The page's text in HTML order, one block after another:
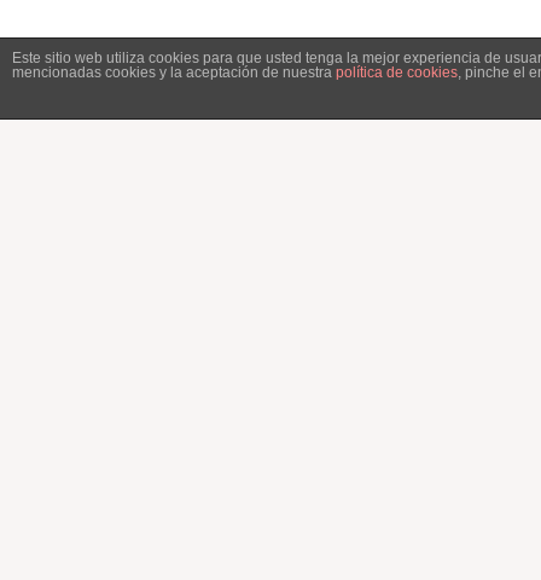
Este sitio web utiliza cookies para que usted tenga la mejor experiencia de
mencionadas cookies y la aceptación de nuestra política de cookies , pinche el